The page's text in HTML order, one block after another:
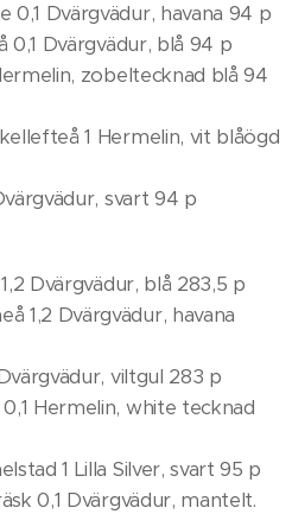
0,1 Dvärgvädur, havana 94 p
0,1 Dvärgvädur, blå 94 p
zobeltecknad blå 94
1 Hermelin, vit blåögd
svart 94 p
Dvärgvädur, blå 283,5 p
1,2 Dvärgvädur, havana
viltgul 283 p
Hermelin, white tecknad
1 Lilla Silver, svart 95 p
0,1 Dvärgvädur, mantelt.